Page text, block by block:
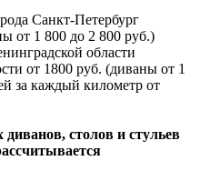
Санкт-Петербург
от 1 800 до 2 800 руб.)
области
от 1800 руб. (диваны от 1
за каждый километр от
столов и стульев